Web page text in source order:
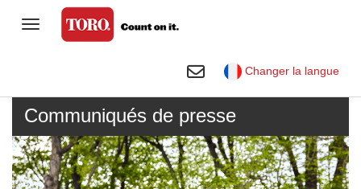
Golf
Terrains de sports et espaces
verts
Basculer sur Navigation
Changer la langue
Basculer sur Rechercher
Communiqués de presse